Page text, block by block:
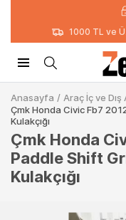
1000 TL ve
Anasayfa / Araç İç ve
Çmk Honda Civic Fb7
Kulakçığı
Çmk Honda
Paddle Shift
Kulakçığı